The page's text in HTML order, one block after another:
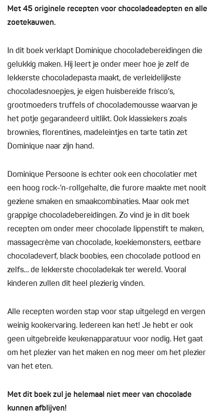
Met 45 originele recepten voor chocoladeadepten en alle
zoetekauwen.
In dit boek verklapt Dominique chocoladebereidingen die
gelukkig maken. Hij leert je onder meer hoe je zelf de
lekkerste chocoladepasta maakt, de verleidelijkste
chocoladesnoepjes, je eigen huisbereide frisco’s,
grootmoeders truffels of chocolademousse waarvan je
het potje gegarandeerd uitlikt. Ook klassiekers zoals
brownies, florentines, madeleintjes en tarte tatin zet
Dominique naar zijn hand.
Dominique Persoone is echter ook een chocolatier met
een hoog rock-’n-rollgehalte, die furore maakte met nooit
geziene smaken en smaakcombinaties. Maar ook met
grappige chocoladebereidingen. Zo vind je in dit boek
recepten om onder meer chocolade lippenstift te maken,
massagecrème van chocolade, koekiemonsters, eetbare
chocoladeverf, black boobies, een chocolade potlood en
zelfs… de lekkerste chocoladekak ter wereld. Vooral
kinderen zullen dit heel plezierig vinden.
Alle recepten worden stap voor stap uitgelegd en vergen
weinig kookervaring. Iedereen kan het! Je hebt er ook
geen uitgebreide keukenapparatuur voor nodig. Het gaat
om het plezier van het maken en nog meer om het plezier
van het eten.
Met dit boek zul je helemaal niet meer van chocolade
kunnen afblijven!